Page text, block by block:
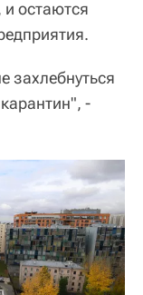
и остаются
захлебнуться
-